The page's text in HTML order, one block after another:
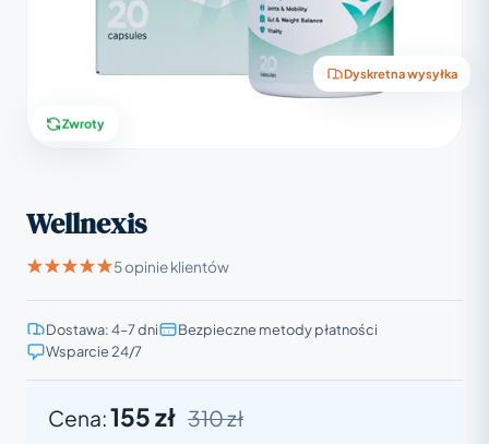
Dyskretna wysyłka
Zwroty
Wellnexis
5 opinie klientów
Dostawa: 4–7 dni
Bezpieczne metody płatności
Wsparcie 24/7
Cena:155 zł 310 zł